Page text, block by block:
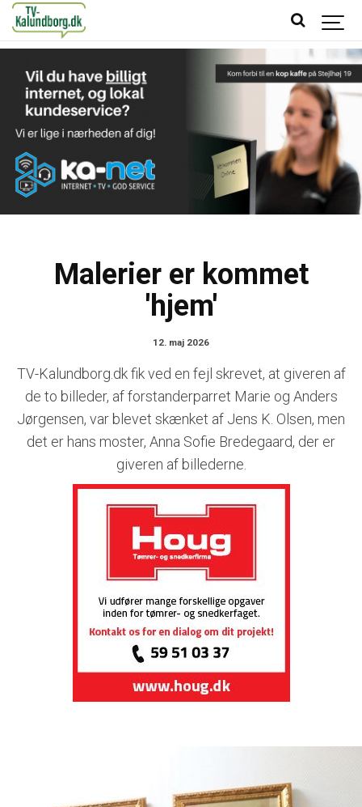
Malerier er kommet
'hjem'
12. maj 2026
TV-Kalundborg.dk fik ved en fejl skrevet, at giveren af
de to billeder, af forstanderparret Marie og Anders
Jørgensen, var blevet skænket af Jens K. Olsen, men
det er hans moster, Anna Sofie Bredegaard, der er
giveren af billederne.